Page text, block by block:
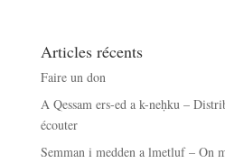
Articles récents
Faire un don
A Qessam ers-ed a k-neḥku –
écouter
Semman i medden a lmetluf – On